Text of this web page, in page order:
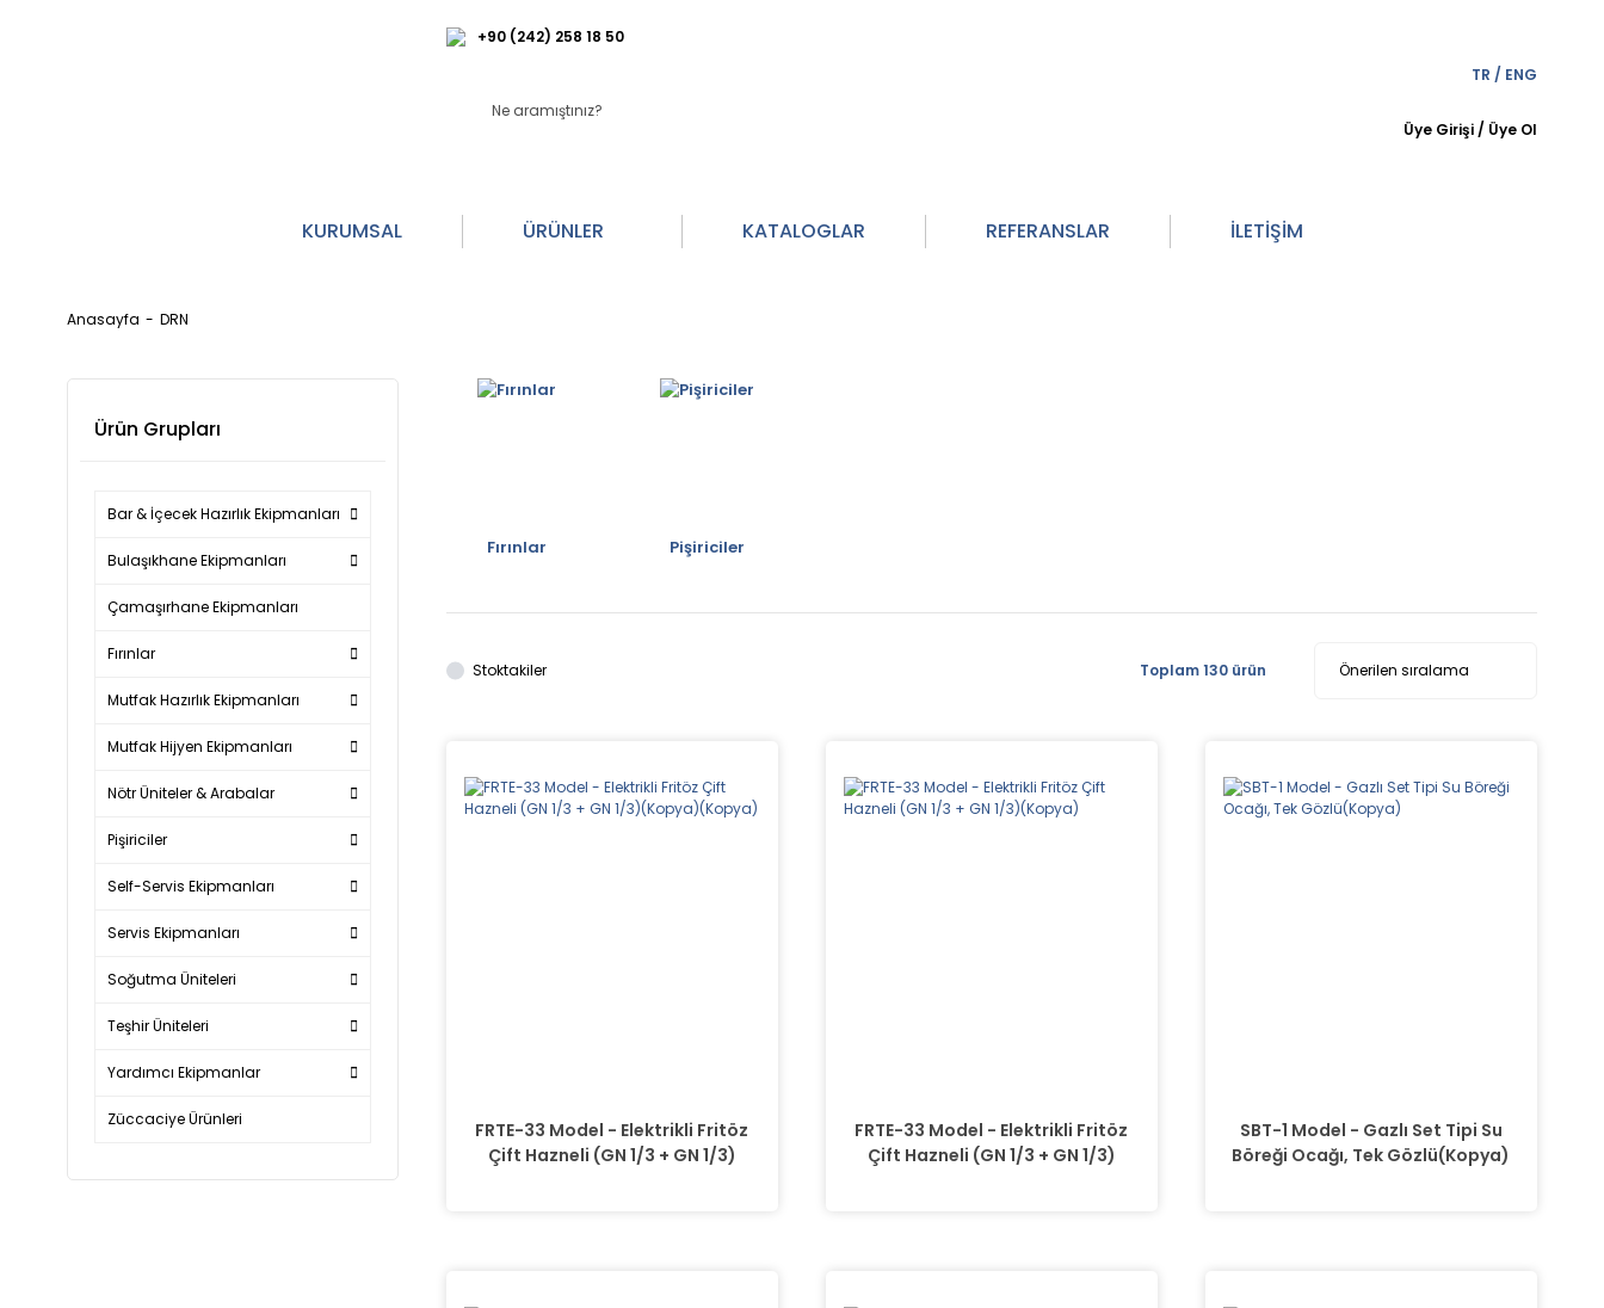
+90 (242) 258 18 50
TR / ENG
Üye Girişi / Üye Ol
KURUMSAL ÜRÜNLER KATALOGLAR REFERANSLAR İLETİŞİM
Anasayfa DRN
Ürün Grupları
Bar & İçecek Hazırlık Ekipmanları
Bulaşıkhane Ekipmanları
Çamaşırhane Ekipmanları
Fırınlar
Mutfak Hazırlık Ekipmanları
Mutfak Hijyen Ekipmanları
Nötr Üniteler & Arabalar
Pişiriciler
Self-Servis Ekipmanları
Servis Ekipmanları
Soğutma Üniteleri
Teşhir Üniteleri
Yardımcı Ekipmanlar
Züccaciye Ürünleri
Fırınlar Pişiriciler
Stoktakiler Toplam 130 ürün
FRTE-33 Model - Elektrikli Fritöz
Çift Hazneli (GN 1/3 + GN 1/3)
FRTE-33 Model - Elektrikli Fritöz
Çift Hazneli (GN 1/3 + GN 1/3)
SBT-1 Model - Gazlı Set Tipi Su
Böreği Ocağı, Tek Gözlü(Kopya)